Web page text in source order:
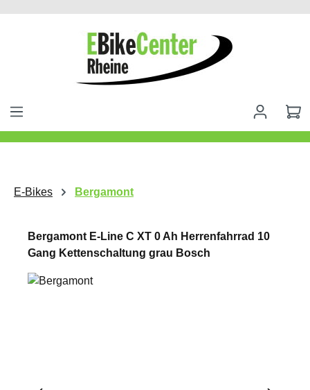
springen
E-Bikes Bergamont
Bergamont E-Line C XT 0 Ah Herrenfahrrad 10
Gang Kettenschaltung grau Bosch